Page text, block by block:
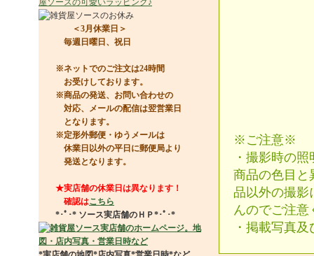
＜3月休業日＞
毎週日曜日、祝日
※ネットでのご注文は24時間
お受けしております。
※商品の発送、お問い合わせの
対応、メールの配信は翌営業日
となります。
※定形外郵便・ゆうメールは
休業日以外の平日に郵便局より
発送となります。
★実店舗の休業日は異なります！
確認はこちら
*･ﾟ･* ソース実店舗のＨＰ*･ﾟ･*
※ご注意※
・撮影時の
商品の色目と
品以外の撮影
んのでご注意
・掲載写真